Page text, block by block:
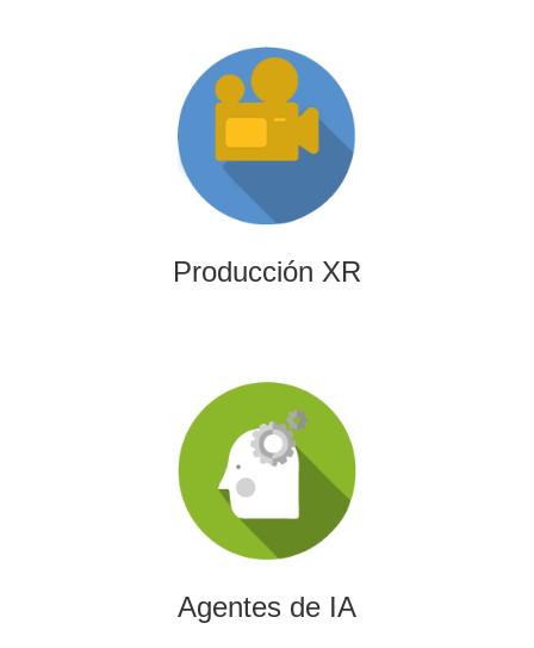
Producción XR
Producción XR
Somos una productora independiente con un equipo
altamente experimentado también en la creación de
producciones inmersivas y de XR.
Agentes de IA
Agentes de IA
Diseñamos agentes de inteligencia artificial capaces de
automatizar procesos, optimizar decisiones y transformar
la eficiencia empresarial.